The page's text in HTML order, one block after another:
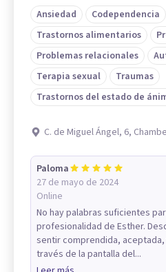
Ansiedad
Codependencia
Trastornos alimentarios
Problemas relacionales
Terapia sexual
Traumas
Trastornos del estado de
C. de Miguel Ángel, 6,
Paloma
27 de mayo de 2024
Online
No hay palabras suficientes
profesionalidad de Esther.
sentir comprendida, aceptada,
través de la pantalla del...